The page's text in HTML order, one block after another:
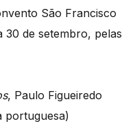
São Francisco
30 de setembro, pelas
, Paulo Figueiredo
portuguesa)